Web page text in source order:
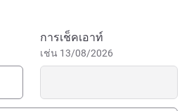
helping you enjoy quality time
and family.
Road. By train, Liverpool Lime
การเช็คเอาท์
เช่น 13/08/2026